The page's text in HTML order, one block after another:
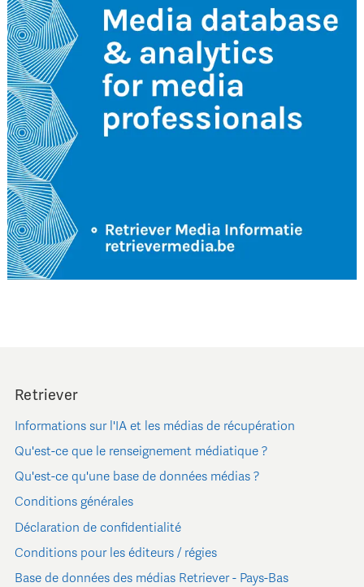
Retriever
Informations sur l'IA et les médias de récupération
Qu'est-ce que le renseignement médiatique ?
Qu'est-ce qu'une base de données médias ?
Conditions générales
Déclaration de confidentialité
Conditions pour les éditeurs / régies
Base de données des médias Retriever - Pays-Bas